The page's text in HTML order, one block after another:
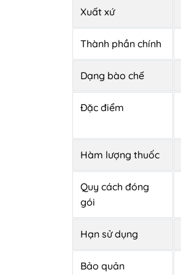
Xuất xứ
Thành phần chính
Dạng bào chế
Đặc điểm
Hàm lượng thuốc
Quy cách đóng
gói
Hạn sử dụng
Bảo quản